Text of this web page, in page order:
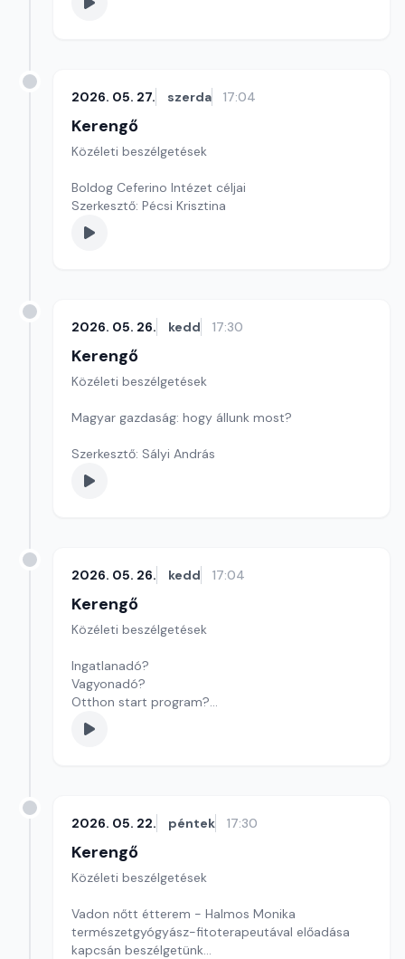
2026. 05. 27. szerda 17:04
Kerengő
Közéleti beszélgetések
Boldog Ceferino Intézet céljai
Szerkesztő: Pécsi Krisztina
2026. 05. 26. kedd 17:30
Kerengő
Közéleti beszélgetések
Magyar gazdaság: hogy állunk most?
Szerkesztő: Sályi András
2026. 05. 26. kedd 17:04
Kerengő
Közéleti beszélgetések
Ingatlanadó?
Vagyonadó?
Otthon start program?
Új kormány, új szempontok: ingatlanpiaci
várakozások!
2026. 05. 22. péntek 17:30
Kerengő
Közéleti beszélgetések
Vadon nőtt étterem - Halmos Monika
természetgyógyász-fitoterapeutával előadása
kapcsán beszélgetünk